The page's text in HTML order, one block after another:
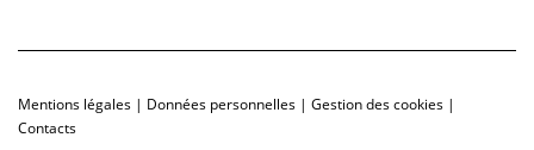
Mentions légales | Données personnelles | Gestion des cookies |
Contacts